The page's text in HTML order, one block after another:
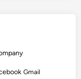
Gmail